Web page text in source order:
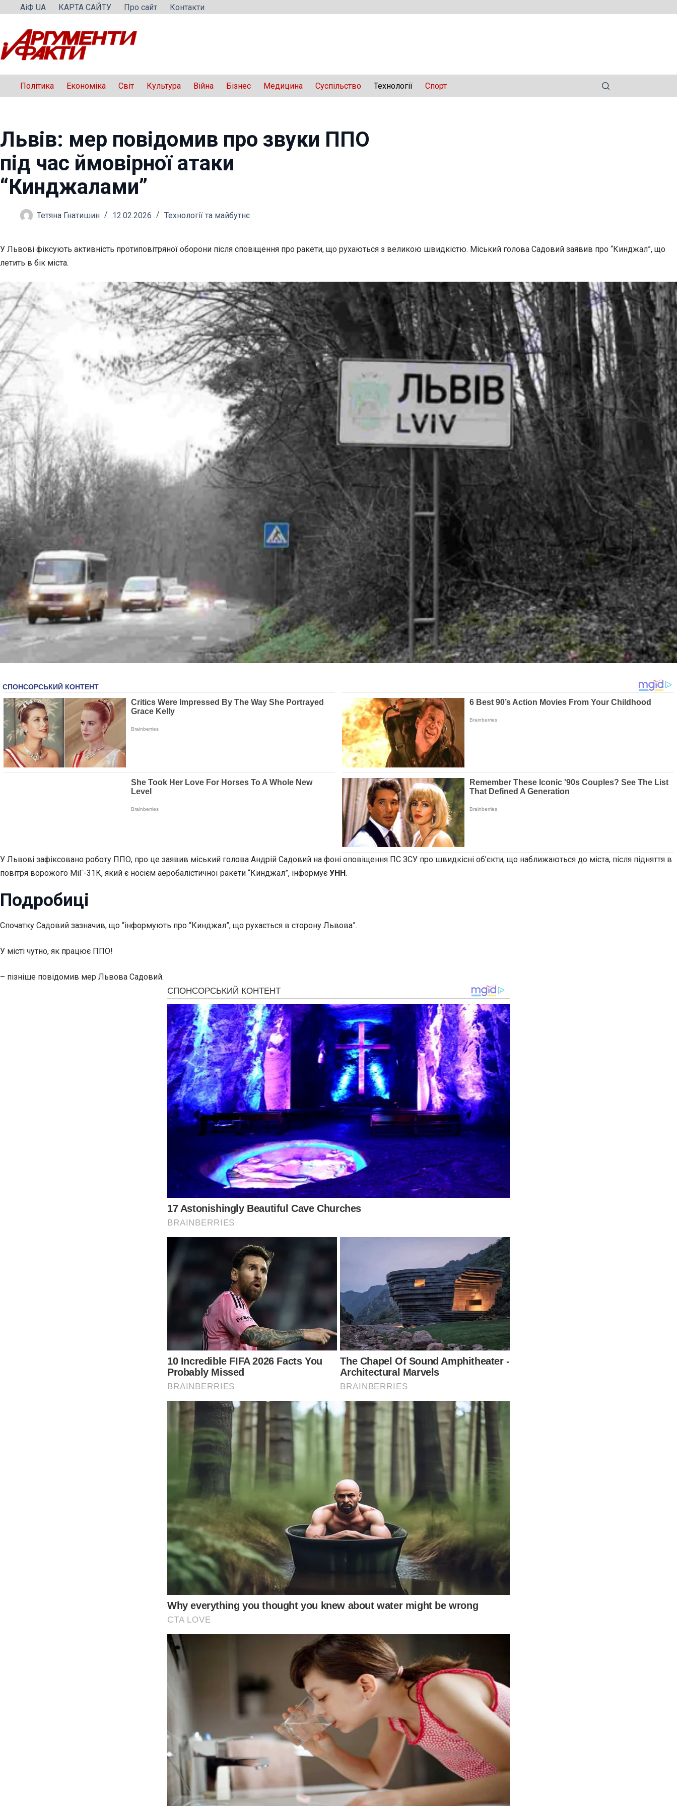
Перейти
вмісту
АіФ UA КАРТА САЙТУ Про сайт Контакти
Політика Економіка Світ Культура Війна Бізнес Медицина Суспільство Технології Спорт
Львів: мер повідомив про звуки ППО
під час ймовірної атаки
“Кинджалами”
Тетяна Гнатишин 12.02.2026 Технології та майбутнє
У Львові фіксують активність протиповітряної оборони після сповіщення про ракети, що рухаються з великою швидкістю. Міський голова Садовий заявив про “Кинджал”, що
летить в бік міста.
У Львові зафіксовано роботу ППО, про це заявив міський голова Андрій Садовий на фоні оповіщення ПС ЗСУ про швидкісні об’єкти, що наближаються до міста, після підняття в
повітря ворожого МіГ-31К, який є носієм аеробалістичної ракети “Кинджал”, інформує УНН.
Подробиці
Спочатку Садовий зазначив, що “інформують про “Кинджал”, що рухається в сторону Львова”.
У місті чутно, як працює ППО!
– пізніше повідомив мер Львова Садовий.